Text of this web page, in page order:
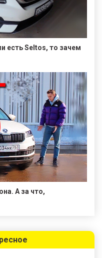
есть Seltos, то зачем
А за что,